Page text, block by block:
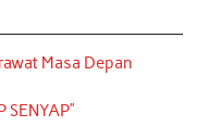
Masa Depan
SENYAP”